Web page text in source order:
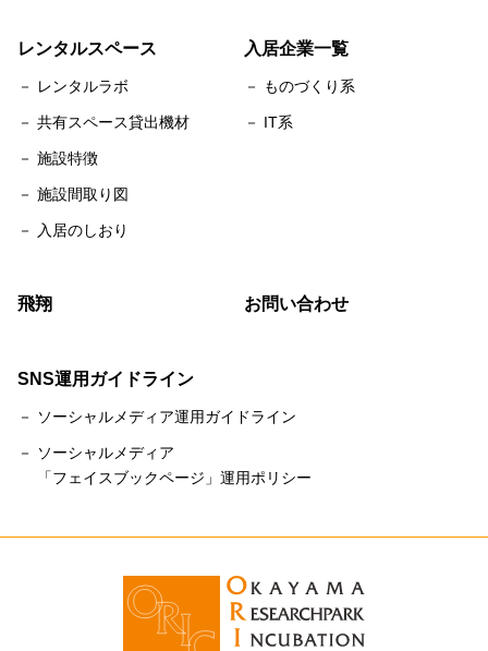
レンタルスペース
－ レンタルラボ
－ 共有スペース貸出機材
－ 施設特徴
－ 施設間取り図
－ 入居のしおり
入居企業一覧
－ ものづくり系
－ IT系
飛翔 お問い合わせ
SNS運用ガイドライン
－ ソーシャルメディア運用ガイドライン
－ ソーシャルメディア
「フェイスブックページ」運用ポリシー